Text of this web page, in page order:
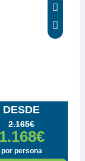
DESDE
2.165€
1.168€
por persona